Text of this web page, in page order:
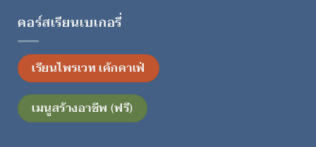
คอร์สเรียนเบเกอรี่
เรียนไพรเวท เค้กคาเฟ่
เมนูสร้างอาชีพ (ฟรี)